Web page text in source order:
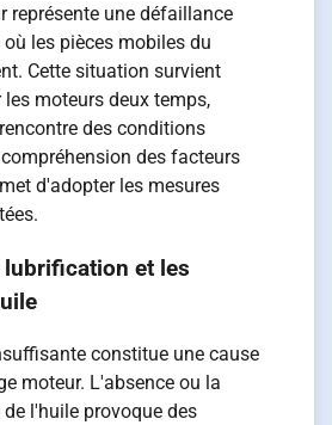
représente une défaillance
les pièces mobiles du
Cette situation survient
moteurs deux temps,
des conditions
des facteurs
d'adopter les mesures
lubrification et les
constitue une cause
moteur. L'absence ou la
l'huile provoque des